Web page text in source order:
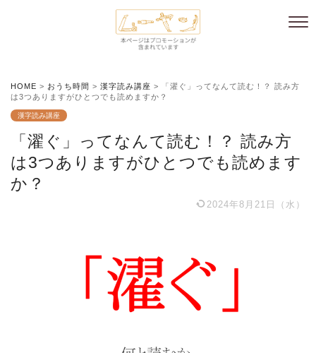
HOME > おうち時間 > 漢字読み講座 >
「濯ぐ」ってなんて読む！？ 読み方
は3つありますがひとつでも読めますか？
漢字読み講座
「濯ぐ」ってなんて読む！？ 読み方
は3つありますがひとつでも読めます
か？
2024年8月21日（水）